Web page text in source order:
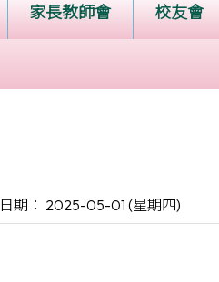
家長教師會 校友會
日期： 2025-05-01 (星期四)